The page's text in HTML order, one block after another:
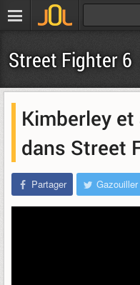
Street Fighter 6
Kimberley
dans Street
Partager Gazouiller